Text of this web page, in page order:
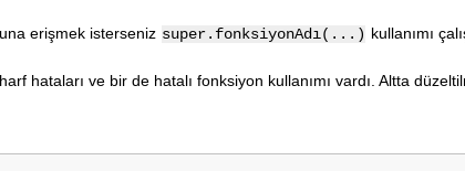
erişmek isterseniz super.fonksiyonAdı(...) kullanımı
hataları ve bir de hatalı fonksiyon kullanımı vardı. Altta